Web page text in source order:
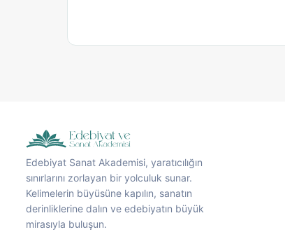
Edebiyat Sanat Akademisi, yaratıcılığın
sınırlarını zorlayan bir yolculuk sunar.
Kelimelerin büyüsüne kapılın, sanatın
derinliklerine dalın ve edebiyatın büyük
mirasıyla buluşun.